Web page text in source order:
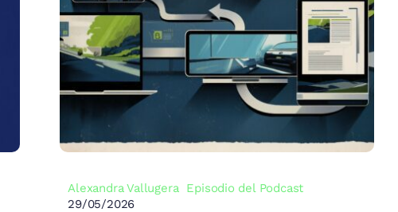
Alexandra Vallugera Episodio del Podcast
29/05/2026